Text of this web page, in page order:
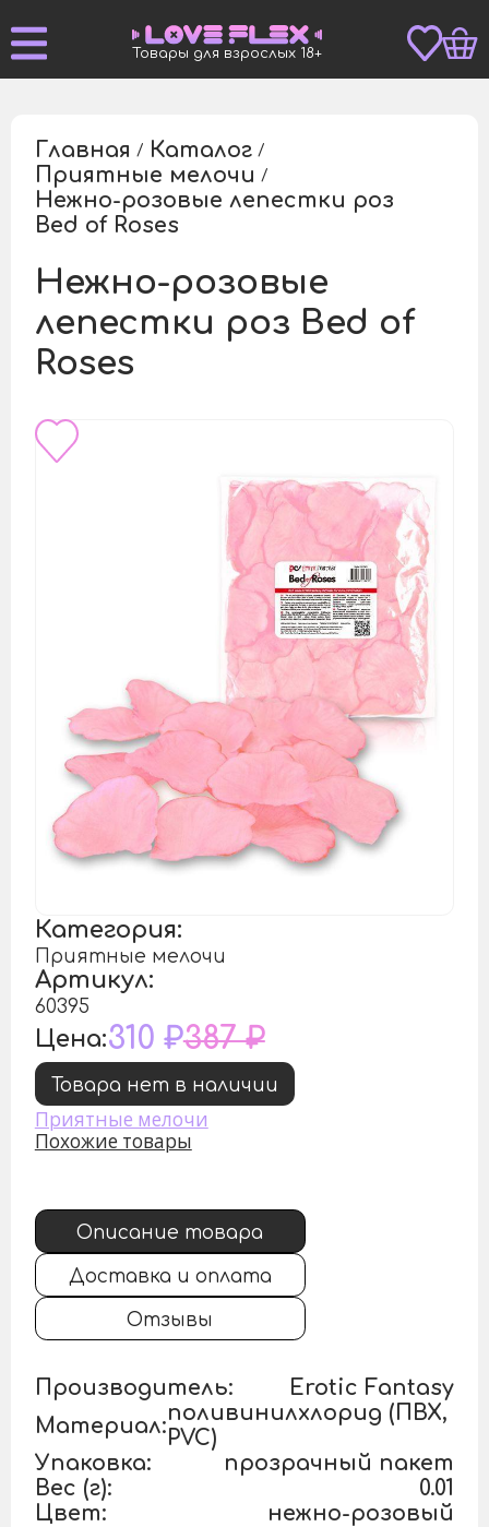
Товары для взрослых 18+
Главная / Каталог /
Приятные мелочи /
Нежно-розовые лепестки роз
Bed of Roses
Нежно-розовые
лепестки роз Bed of
Roses
Категория:
Приятные мелочи
Артикул:
60395
Цена:310 ₽387 ₽
Товара нет в наличии
Приятные мелочи
Похожие товары
Описание товара
Доставка и оплата
Отзывы
Производитель:
Erotic Fantasy
Материал:
поливинилхлорид (ПВХ,
PVC)
Упаковка:
прозрачный пакет
Вес (г):
0.01
Цвет:
нежно-розовый